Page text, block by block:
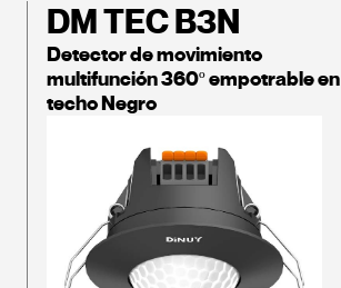
DM TEC B3N
Detector de movimiento
multifunción 360º empotrable en
techo Negro